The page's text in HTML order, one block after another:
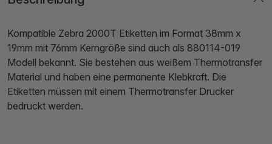
Kompatible Zebra 2000T Etiketten im Format 38mm x
19mm mit 76mm Kerngröße sind auch als 880114-019
Modell bekannt. Sie bestehen aus weißem Thermotransfer
Material und haben eine permanente Klebkraft. Die
Etiketten müssen mit einem Thermotransfer Drucker
bedruckt werden.